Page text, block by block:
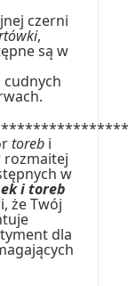
czerni
,
są w
cudnych
toreb i
rozmaitej
w
i toreb
że Twój
dla